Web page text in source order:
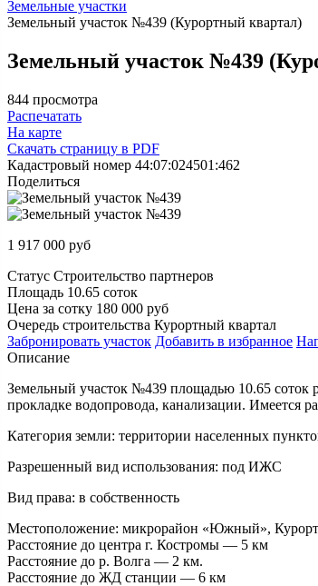
Земельные участки
Земельный участок №439 (Курортный квартал)
Земельный участок №439
844 просмотра
Распечатать
На карте
Скачать страницу в PDF
Кадастровый номер 44:07:024501:462
Поделиться
1 917 000 руб
Статус Строительство партнеров
Площадь 10.65 соток
Цена за сотку 180 000 руб
Очередь строительства Курортный квартал
Забронировать участок Добавить в избранное
Описание
Земельный участок №439 площадью 10.65 соток
прокладке водопровода, канализации. Имеется
Категория земли: территории населенных
Разрешенный вид использования: под ИЖС
Вид права: в собственность
Местоположение: микрорайон «Южный»,
Расстояние до центра г. Костромы — 5 км
Расстояние до р. Волга — 2 км.
Расстояние до ЖД станции — 6 км